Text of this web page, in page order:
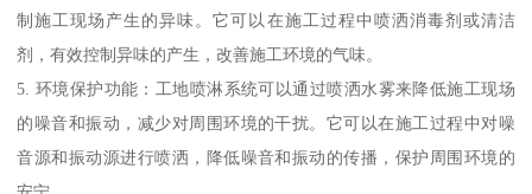
制施工现场产生的异味。它可以在施工过程中喷洒消毒剂或清洁
剂，有效控制异味的产生，改善施工环境的气味。
5. 环境保护功能：工地喷淋系统可以通过喷洒水雾来降低施工现场
的噪音和振动，减少对周围环境的干扰。它可以在施工过程中对噪
音源和振动源进行喷洒，降低噪音和振动的传播，保护周围环境的